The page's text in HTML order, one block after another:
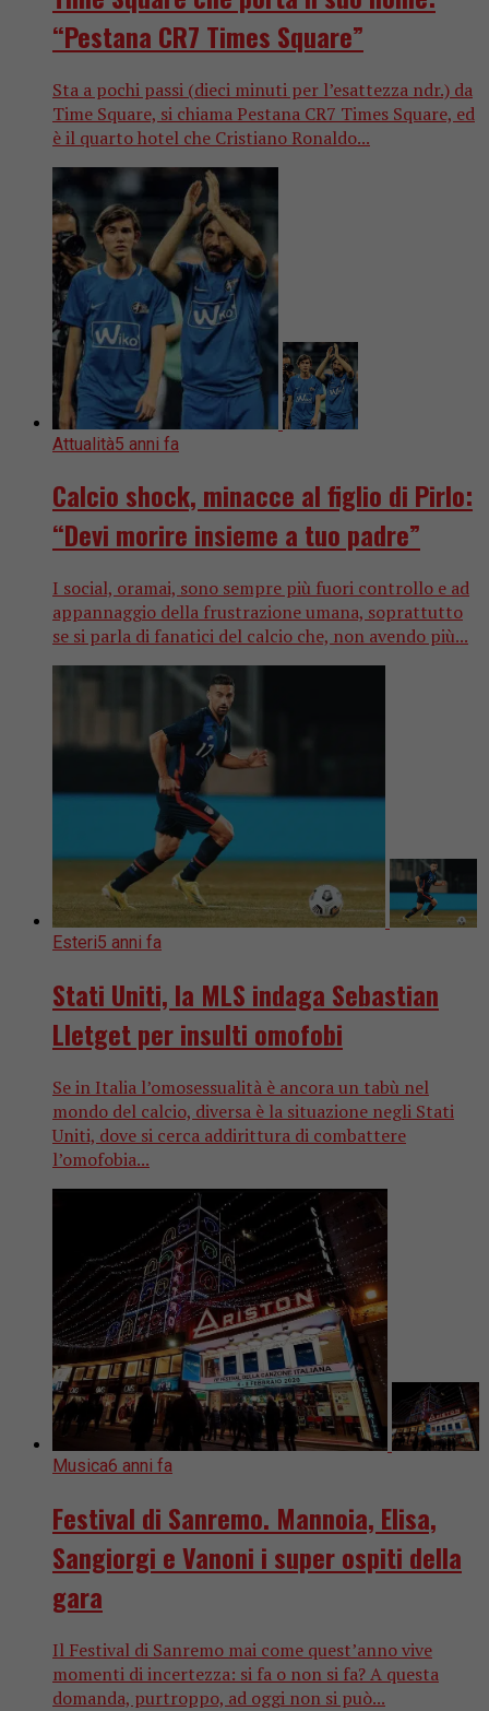
“Pestana CR7 Times Square”
Sta a pochi passi (dieci minuti per l’esattezza ndr.) da
Time Square, si chiama Pestana CR7 Times Square, ed
è il quarto hotel che Cristiano Ronaldo...
Attualità5 anni fa
Calcio shock, minacce al figlio di Pirlo:
“Devi morire insieme a tuo padre”
I social, oramai, sono sempre più fuori controllo e ad
appannaggio della frustrazione umana, soprattutto
se si parla di fanatici del calcio che, non avendo più...
Esteri5 anni fa
Stati Uniti, la MLS indaga Sebastian
Lletget per insulti omofobi
Se in Italia l’omosessualità è ancora un tabù nel
mondo del calcio, diversa è la situazione negli Stati
Uniti, dove si cerca addirittura di combattere
l’omofobia...
Musica6 anni fa
Festival di Sanremo. Mannoia, Elisa,
Sangiorgi e Vanoni i super ospiti della
gara
Il Festival di Sanremo mai come quest’anno vive
momenti di incertezza: si fa o non si fa? A questa
domanda, purtroppo, ad oggi non si può...